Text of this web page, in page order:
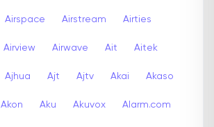
Airspace Airstream Airties
Airview Airwave Ait Aitek
Ajhua Ajt Ajtv Akai Akaso
Akon Aku Akuvox Alarm.com